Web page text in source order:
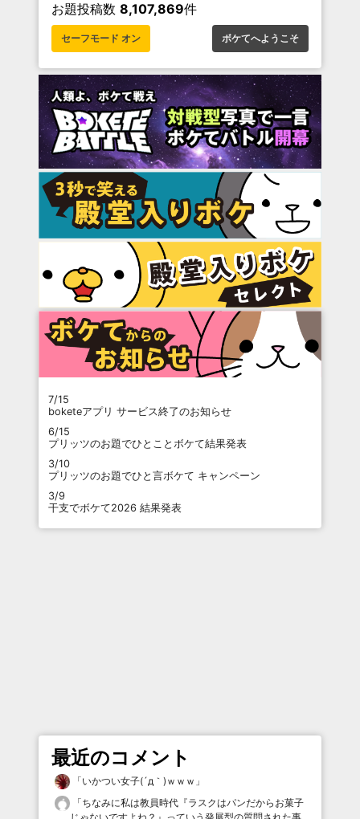
お題投稿数 8,107,869件
セーフモード オン ボケてへようこそ
7/15
boketeアプリ サービス終了のお知らせ
6/15
プリッツのお題でひとことボケて結果発表
3/10
プリッツのお題でひと言ボケて キャンペーン
3/9
干支でボケて2026 結果発表
最近のコメント
「いかつい女子(´д｀)ｗｗｗ 」
「ちなみに私は教員時代『ラスクはパンだからお菓子